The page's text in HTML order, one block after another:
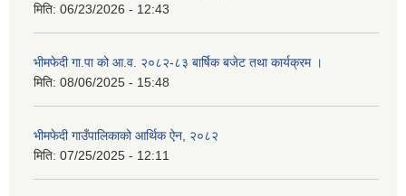
मिति: 06/23/2026 - 12:43
भीमफेदी गा.पा को आ.व. २०८२-८३ बार्षिक बजेट तथा कार्यक्रम ।
मिति: 08/06/2025 - 15:48
भीमफेदी गाउँपालिकाको आर्थिक ऐन, २०८२
मिति: 07/25/2025 - 12:11